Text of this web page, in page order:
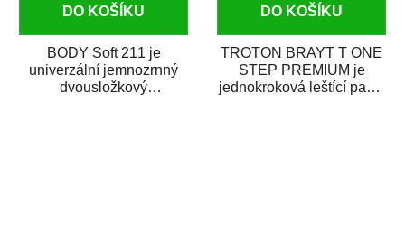
DO KOŠÍKU
BODY Soft 211 je
univerzální jemnozrnný
dvousložkový
DO KOŠÍKU
TROTON BRAYT T ONE
STEP PREMIUM je
jednokroková leštící pasta